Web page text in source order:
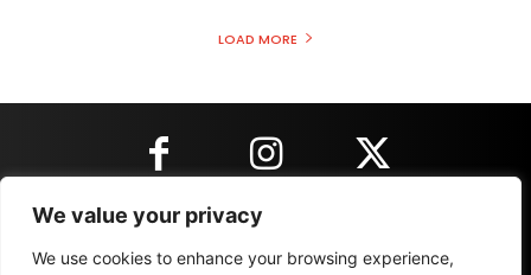
We value your privacy
We use cookies to enhance your browsing experience,
LOAD MORE
KONTAKT INFORMACIJE